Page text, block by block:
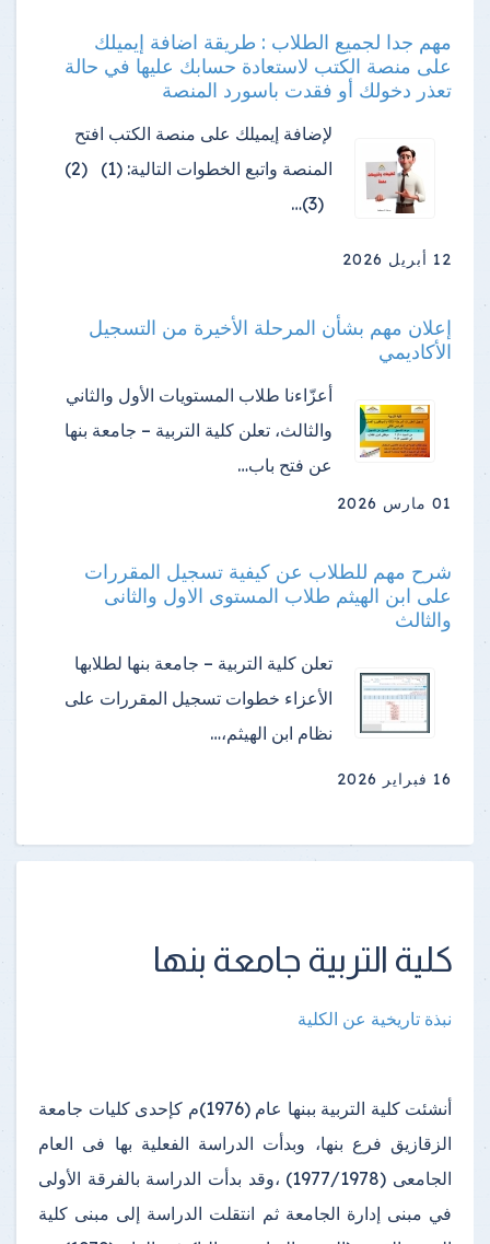
مهم جدا لجميع الطلاب : طريقة اضافة إيميلك
على منصة الكتب لاستعادة حسابك عليها في حالة
تعذر دخولك أو فقدت باسورد المنصة
لإضافة إيميلك على منصة الكتب افتح
المنصة واتبع الخطوات التالية: (1) (2)
(3)…
12 أبريل 2026
إعلان مهم بشأن المرحلة الأخيرة من التسجيل
الأكاديمي
أعزّاءنا طلاب المستويات الأول والثاني
والثالث، تعلن كلية التربية – جامعة بنها
عن فتح باب…
01 مارس 2026
شرح مهم للطلاب عن كيفية تسجيل المقررات
على ابن الهيثم طلاب المستوى الاول والثانى
والثالث
تعلن كلية التربية – جامعة بنها لطلابها
الأعزاء خطوات تسجيل المقررات على
نظام ابن الهيثم،…
16 فبراير 2026
كلية التربية جامعة بنها
نبذة تاريخية عن الكلية
أنشئت كلية التربية ببنها عام (1976)م كإحدى كليات جامعة
الزقازيق فرع بنها، وبدأت الدراسة الفعلية بها فى العام
الجامعى (1977/1978) ،وقد بدأت الدراسة بالفرقة الأولى
في مبنى إدارة الجامعة ثم انتقلت الدراسة إلى مبنى كلية